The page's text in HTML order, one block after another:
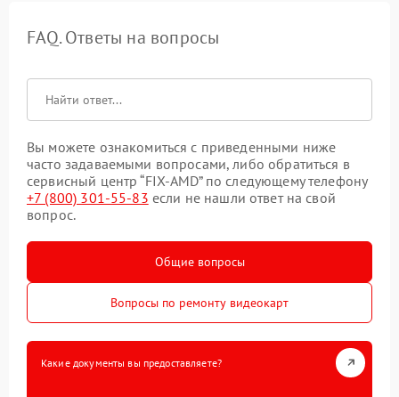
FAQ. Ответы на вопросы
Вы можете ознакомиться с приведенными ниже
часто задаваемыми вопросами, либо обратиться в
сервисный центр “FIX-AMD” по следующему телефону
+7 (800) 301-55-83 если не нашли ответ на свой
вопрос.
Общие вопросы
Вопросы по ремонту видеокарт
Какие документы вы предоставляете?